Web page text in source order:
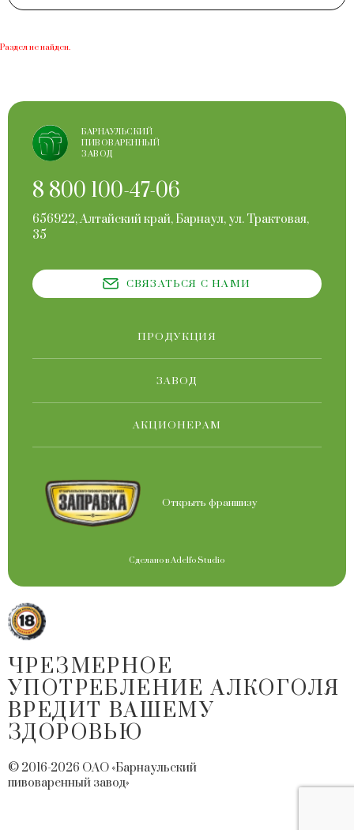
Раздел не найден.
БАРНАУЛЬСКИЙ
ПИВОВАРЕННЫЙ
ЗАВОД
8 800 100-47-06
656922, Алтайский край, Барнаул, ул. Трактовая,
35
СВЯЗАТЬСЯ С НАМИ
ПРОДУКЦИЯ
ЗАВОД
АКЦИОНЕРАМ
Открыть франшизу
Сделано вAdelfo Studio
ЧРЕЗМЕРНОЕ
УПОТРЕБЛЕНИЕ АЛКОГОЛЯ
ВРЕДИТ ВАШЕМУ
ЗДОРОВЬЮ
© 2016-2026 ОАО «Барнаульский
пивоваренный завод»